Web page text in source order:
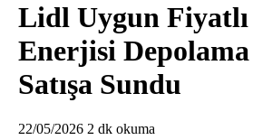
Lidl Uygun Fiyatlı
Enerjisi
Satışa Sundu
22/05/2026 2 dk okuma